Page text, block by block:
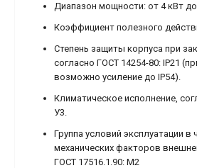
Диапазон мощности: от 4 кВт
Коэффициент полезного
Степень защиты корпуса при
согласно ГОСТ 14254-80: IP21
возможно усиление до IP54).
Климатическое исполнение,
У3.
Группа условий эксплуатации в
механических факторов
ГОСТ 17516.1.90: М2